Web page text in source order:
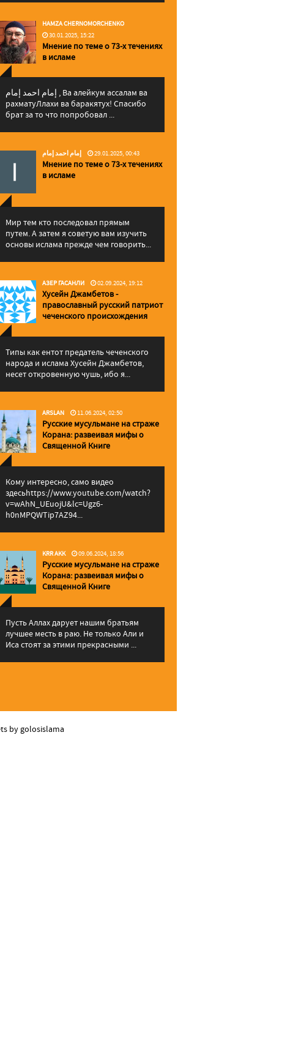
HAMZA CHERNOMORCHENKO
30.01.2025, 15:22
Мнение по теме о 73-х течениях
в исламе
إمام احمد إمام , Ва алейкум ассалам ва
рахматуЛлахи ва баракятух! Спасибо
брат за то что попробовал ...
إمام احمد إمام 29.01.2025, 00:43
Мнение по теме о 73-х течениях
в исламе
Мир тем кто последовал прямым
путем. А затем я советую вам изучить
основы ислама прежде чем говорить...
АЗЕР ГАСАНЛИ 02.09.2024, 19:12
Хусейн Джамбетов -
православный русский патриот
чеченского происхождения
Типы как ентот предатель чеченского
народа и ислама Хусейн Джамбетов,
несет откровенную чушь, ибо я...
ARSLAN 11.06.2024, 02:50
Русские мусульмане на страже
Корана: pазвеивая мифы о
Священной Книге
Кому интересно, само видео
здесьhttps://www.youtube.com/watch?
v=wAhN_UEuojU&lc=Ugz6-
h0nMPQWTip7AZ94...
KRR AKK 09.06.2024, 18:56
Русские мусульмане на страже
Корана: pазвеивая мифы о
Священной Книге
Пусть Аллах дарует нашим братьям
лучшее месть в раю. Не только Али и
Иса стоят за этими прекрасными ...
by golosislama